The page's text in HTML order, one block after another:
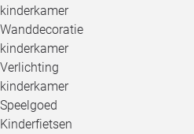
kinderkamer
Wanddecoratie
kinderkamer
Verlichting
kinderkamer
Speelgoed
Kinderfietsen